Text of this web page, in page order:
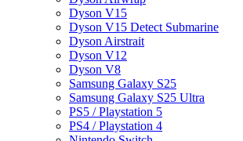
Dyson V15
Dyson V15 Detect Submarine
Dyson Airstrait
Dyson V12
Dyson V8
Samsung Galaxy S25
Samsung Galaxy S25 Ultra
PS5 / Playstation 5
PS4 / Playstation 4